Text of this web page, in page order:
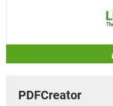
PDFCreator